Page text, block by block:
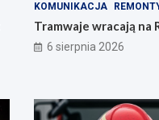
KOMUNIKACJA
Tramwaje wracają na
6 sierpnia 2026